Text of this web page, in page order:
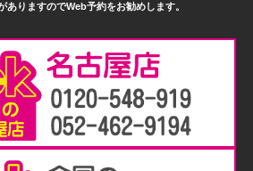
りますのでWeb予約をお勧めします。